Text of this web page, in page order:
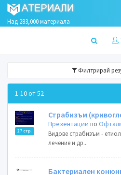
Над 283,000 материала
Филтрирай
1-10 от 52
27 стр.
Страбизъм
Презентации по
Видове страбизъм -
лечение и др...
Бактериален